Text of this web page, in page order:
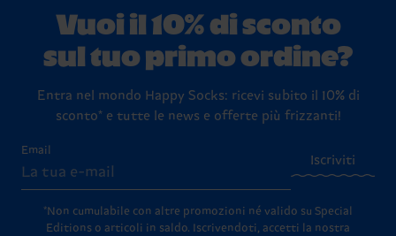
Vuoi il 10% di sconto
sul tuo primo ordine?
Entra nel mondo Happy Socks: ricevi subito il 10% di
sconto* e tutte le news e offerte più frizzanti!
Email
Iscriviti
*Non cumulabile con altre promozioni né valido su Special
Editions o articoli in saldo.
Iscrivendoti, accetti la nostra